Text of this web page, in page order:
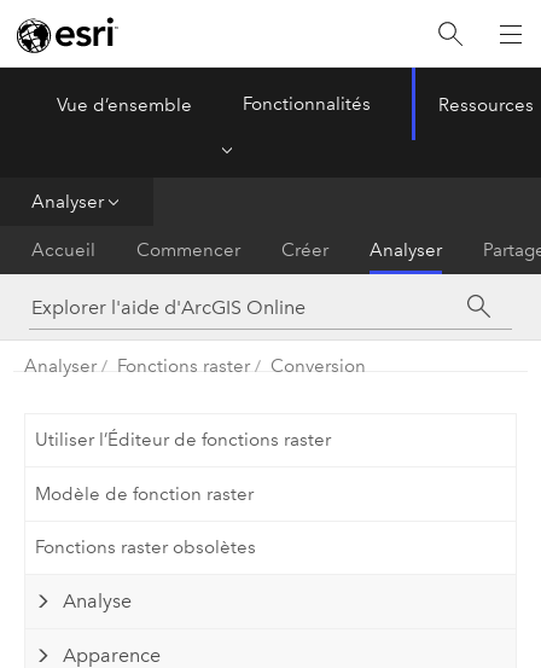
ArcGIS Online
Vue d’ensemble Fonctionnalités Ressources
Analyser
Accueil Commencer Créer Analyser
Analyser Fonctions raster Conversion
Utiliser l’Éditeur de fonctions raster
Modèle de fonction raster
Fonctions raster obsolètes
Analyse
Apparence